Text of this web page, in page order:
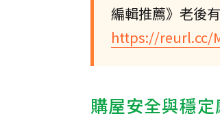
編輯推薦》老後
https://reurl.cc/
購屋安全與穩定